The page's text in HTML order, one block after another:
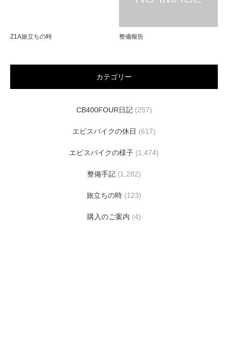
Z1A旅立ちの時 整備報告
カテゴリー
CB400FOUR日記(257)
エビスバイクの休日 (617)
エビスバイクの様子 (1,474)
整備手記 (1,282)
旅立ちの時 (123)
購入のご案内 (4)